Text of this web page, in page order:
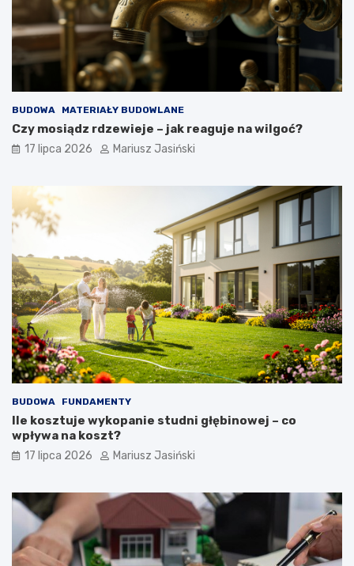
BUDOWA MATERIAŁY BUDOWLANE
Czy mosiądz rdzewieje – jak reaguje na wilgoć?
17 lipca 2026 Mariusz Jasiński
BUDOWA FUNDAMENTY
Ile kosztuje wykopanie studni głębinowej – co
wpływa na koszt?
17 lipca 2026 Mariusz Jasiński